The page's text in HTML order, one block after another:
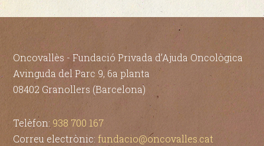
Oncovallès - Fundació Privada d’Ajuda Oncològica
Avinguda del Parc 9, 6a planta
08402 Granollers (Barcelona)
Telèfon: 938 700 167
Correu electrònic:fundacio@oncovalles.cat